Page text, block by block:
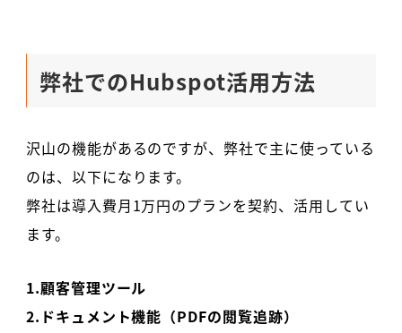
弊社でのHubspot活用方法
沢山の機能があるのですが、弊社で主に使っている
のは、以下になります。
弊社は導入費月1万円のプランを契約、活用してい
ます。
1.顧客管理ツール
2.ドキュメント機能（PDFの閲覧追跡）